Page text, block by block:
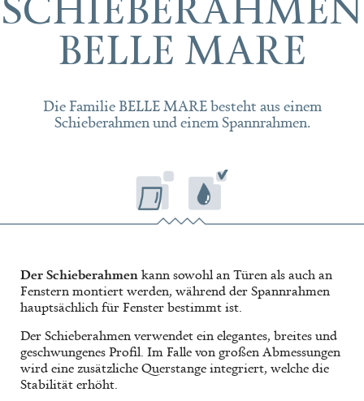
BELLE MARE
Die Familie BELLE MARE besteht aus einem
Schieberahmen und einem Spannrahmen.
Der Schieberahmenkann sowohl an Türen als auch an
Fenstern montiert werden, während der Spannrahmen
hauptsächlich für Fenster bestimmt ist.
Der Schieberahmen verwendet ein elegantes, breites und
geschwungenes Profil. Im Falle von großen Abmessungen
wird eine zusätzliche Querstange integriert, welche die
Stabilität erhöht.